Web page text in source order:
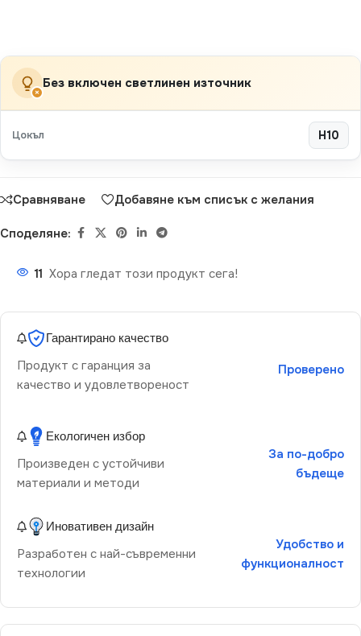
×
Без включен светлинен източник
Цокъл H10
Сравняване Добавяне към списък с желания
Споделяне:
11 Хора гледат този продукт сега!
Гарантирано качество
Продукт с гаранция за
качество и удовлетвореност
Проверено
Екологичен избор
Произведен с устойчиви
материали и методи
За по-добро
бъдеще
Иновативен дизайн
Разработен с най-съвременни
технологии
Удобство и
функционалност